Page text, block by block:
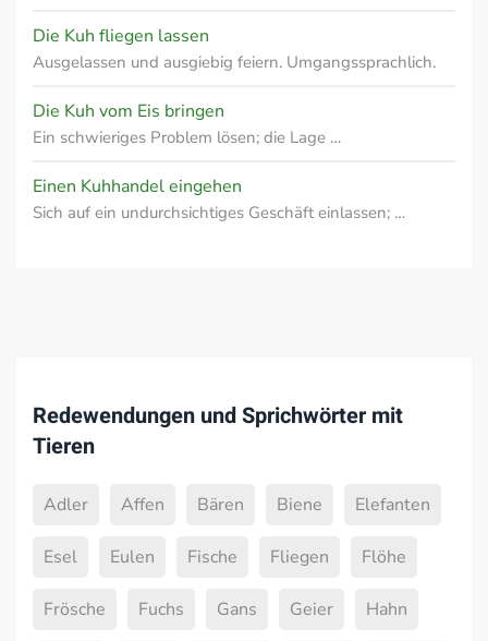
Die Kuh fliegen lassen
Ausgelassen und ausgiebig feiern. Umgangssprachlich.
Die Kuh vom Eis bringen
Ein schwieriges Problem lösen; die Lage …
Einen Kuhhandel eingehen
Sich auf ein undurchsichtiges Geschäft einlassen; …
Redewendungen und Sprichwörter mit
Tieren
Adler Affen Bären Biene Elefanten
Esel Eulen Fische Fliegen Flöhe
Frösche Fuchs Gans Geier Hahn